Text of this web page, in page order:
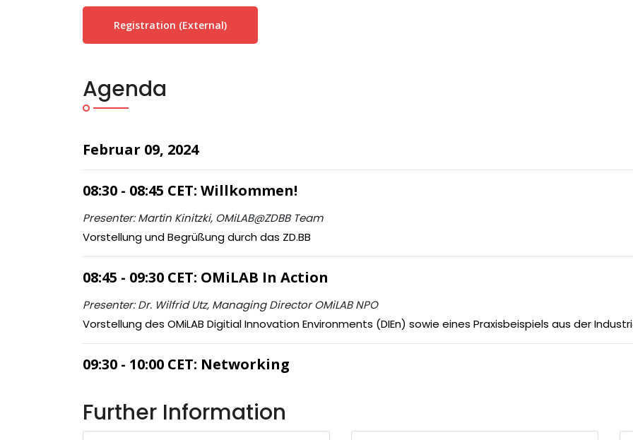
Registration (external)
Agenda
Februar 09, 2024
08:30 - 08:45 CET: Willkommen!
Presenter: Martin Kinitzki, OMiLAB@ZDBB Team
Vorstellung und Begrüßung durch das ZD.BB
08:45 - 09:30 CET: OMiLAB In Action
Presenter: Dr. Wilfrid Utz, Managing Director OMiLAB NPO
Vorstellung des OMiLAB Digitial Innovation Environments (DIEn) sowie eines Praxisbeispiels aus der
09:30 - 10:00 CET: Networking
Further Information